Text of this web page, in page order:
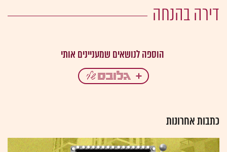
דירה בהנחה
כתבות אחרונות